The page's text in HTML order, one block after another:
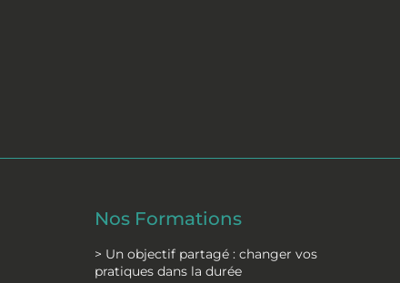
Nos Formations
> Un objectif partagé : changer vos
pratiques dans la durée